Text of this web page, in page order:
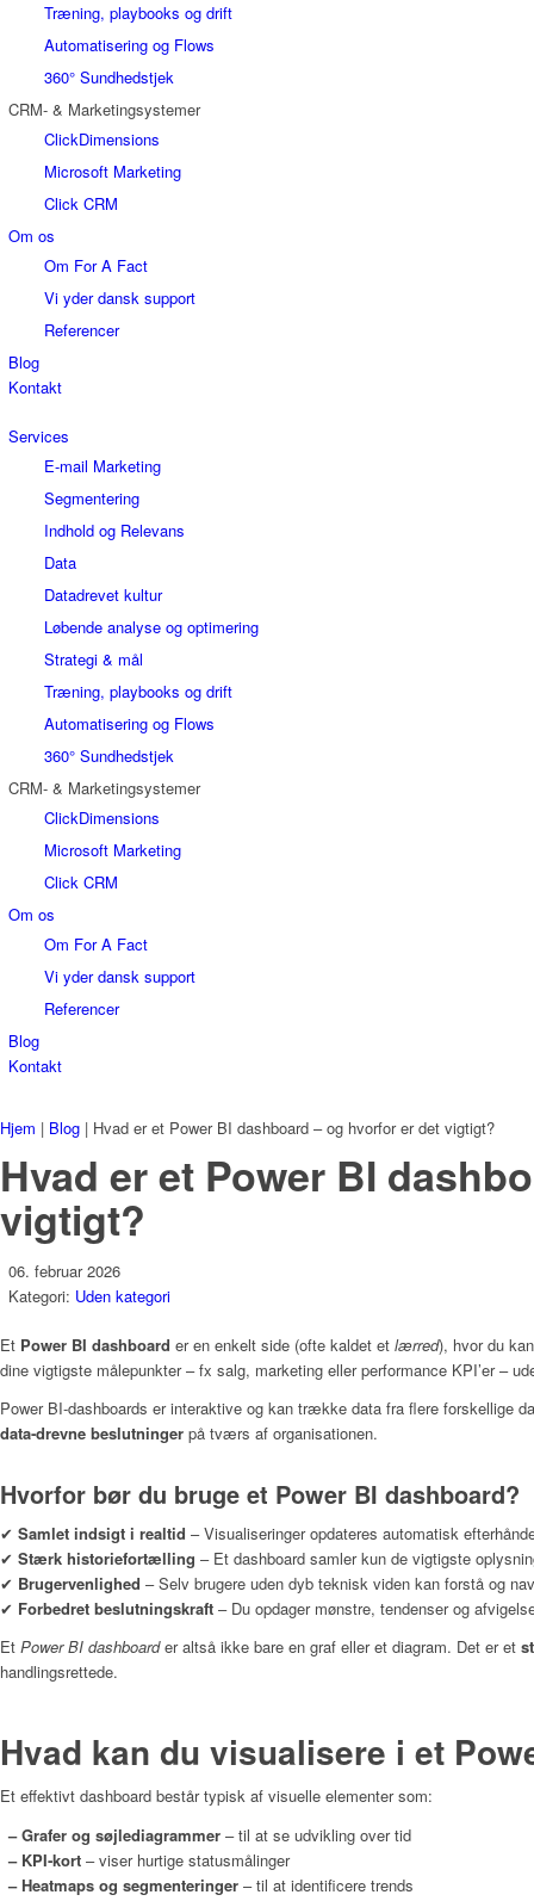
Træning, playbooks og drift
Automatisering og Flows
360° Sundhedstjek
CRM- & Marketingsystemer
ClickDimensions
Microsoft Marketing
Click CRM
Om os
Om For A Fact
Vi yder dansk support
Referencer
Blog
Kontakt
Services
E-mail Marketing
Segmentering
Indhold og Relevans
Data
Datadrevet kultur
Løbende analyse og optimering
Strategi & mål
Træning, playbooks og drift
Automatisering og Flows
360° Sundhedstjek
CRM- & Marketingsystemer
ClickDimensions
Microsoft Marketing
Click CRM
Om os
Om For A Fact
Vi yder dansk support
Referencer
Blog
Kontakt
Hjem | Blog | Hvad er et Power BI dashboard – og hvorfor er det vigtigt?
Hvad er et Power BI
vigtigt?
06. februar 2026
Kategori: Uden kategori
Et Power BI dashboard er en enkelt side (ofte kaldet et lærred), hvor du
dine vigtigste målepunkter – fx salg, marketing eller performance KPI’er –
Power BI‑dashboards er interaktive og kan trække data fra flere forskellige
data‑drevne beslutninger på tværs af organisationen.
Hvorfor bør du bruge et Power BI dashboard?
✔ Samlet indsigt i realtid – Visualiseringer opdateres automatisk
✔ Stærk historiefortælling – Et dashboard samler kun de vigtigste
✔ Brugervenlighed – Selv brugere uden dyb teknisk viden kan forstå og
✔ Forbedret beslutningskraft – Du opdager mønstre, tendenser og
Et Power BI dashboarder altså ikke bare en graf eller et diagram. Det er et
handlingsrettede.
Hvad kan du visualisere i et
Et effektivt dashboard består typisk af visuelle elementer som:
– Grafer og søjlediagrammer – til at se udvikling over tid
– KPI‑kort – viser hurtige statusmålinger
– Heatmaps og segmenteringer – til at identificere trends